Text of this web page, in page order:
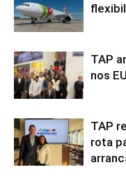
TAP
nos
TAP
rota